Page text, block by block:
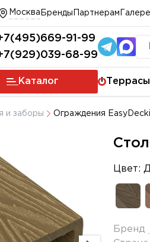
Москва Бренды Партнерам
91-99
68-99
Каталог Террасы
и заборы Ограждения
Цвет:
Бренд